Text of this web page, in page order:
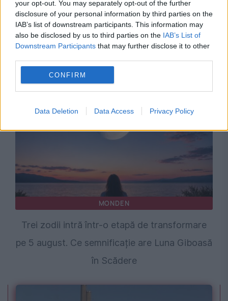
your opt-out. You may separately opt-out of the further
disclosure of your personal information by third parties on the
IAB’s list of downstream participants. This information may
also be disclosed by us to third parties on the IAB’s List of
Downstream Participants that may further disclose it to other
CONFIRM
Data Deletion Data Access Privacy Policy
SOCIAL
Harta salariilor din România se rescrie. Ce
arată ultimele cifre
MONDEN
Trei zodii intră într-o etapă de transformare
pe 5 august. Ce semnificație are Luna Giboasă
în Scădere